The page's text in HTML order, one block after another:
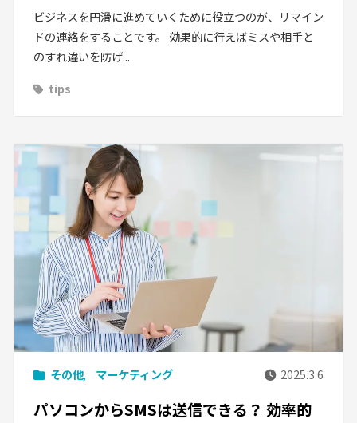
ビジネスを円滑に進めていくために役立つのが、リマイン
ドの連絡をすることです。 効果的に行えばミスや相手と
のすれ違いを防げ...
tips
その他 マーケティング 2025.3.6
パソコンからSMSは送信できる？ 効率的